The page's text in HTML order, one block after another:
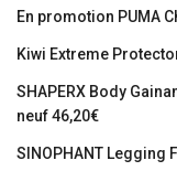
En promotion PUMA
Kiwi Extreme
SHAPERX Body
neuf 46,20€
SINOPHANT Legging